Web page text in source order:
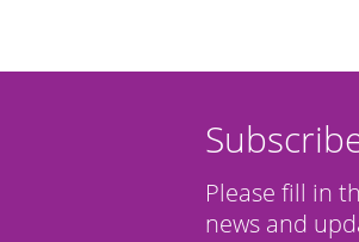
Please fill in
news and